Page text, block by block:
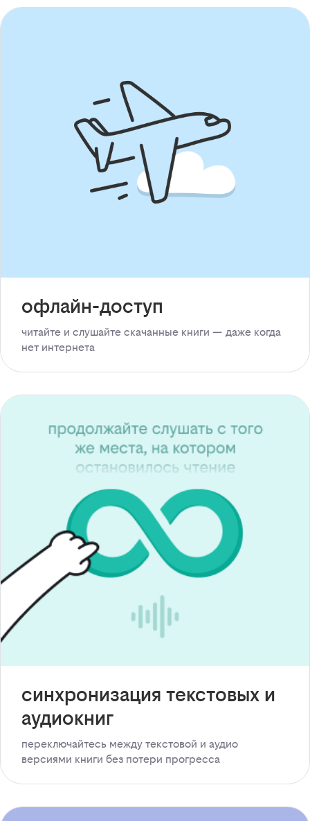
офлайн-доступ
читайте и слушайте скачанные книги — даже когда
нет интернета
синхронизация текстовых и
аудиокниг
переключайтесь между текстовой и аудио
версиями книги без потери прогресса